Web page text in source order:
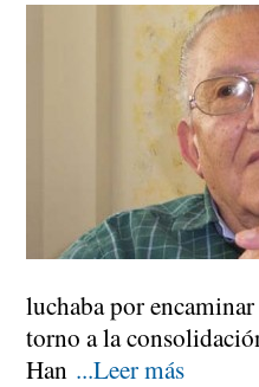
luchaba por
torno a la
Han ...Leer más